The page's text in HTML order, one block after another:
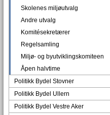
Skolenes miljøutvalg
Andre utvalg
Komitésekretærer
Regelsamling
Miljø- og byutviklingskomiteen
Åpen halvtime
Politikk Bydel Stovner
Politikk Bydel Ullern
Politikk Bydel Vestre Aker